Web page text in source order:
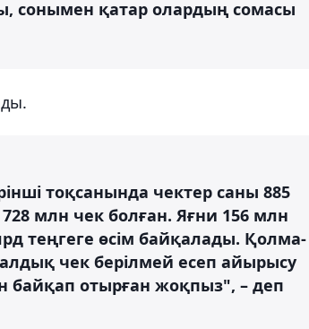
сонымен қатар олардың сомасы
тоқсанында чектер саны 885
млн чек болған. Яғни 156 млн
теңгеге өсім байқалады. Қолма-
чек берілмей есеп айырысу
байқап отырған жоқпыз", – деп